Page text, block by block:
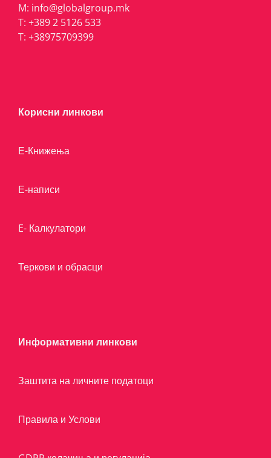
M: info@globalgroup.mk
T: +389 2 5126 533
T: +38975709399
Корисни линкови
Е-Книжења
Е-написи
E- Калкулатори
Теркови и обрасци
Информативни линкови
Заштита на личните податоци
Правила и Услови